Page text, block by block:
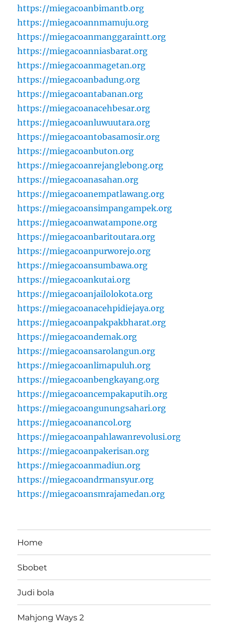
https://miegacoanbimantb.org
https://miegacoannmamuju.org
https://miegacoanmanggaraintt.org
https://miegacoanniasbarat.org
https://miegacoanmagetan.org
https://miegacoanbadung.org
https://miegacoantabanan.org
https://miegacoanacehbesar.org
https://miegacoanluwuutara.org
https://miegacoantobasamosir.org
https://miegacoanbuton.org
https://miegacoanrejanglebong.org
https://miegacoanasahan.org
https://miegacoanempatlawang.org
https://miegacoansimpangampek.org
https://miegacoanwatampone.org
https://miegacoanbaritoutara.org
https://miegacoanpurworejo.org
https://miegacoansumbawa.org
https://miegacoankutai.org
https://miegacoanjailolokota.org
https://miegacoanacehpidiejaya.org
https://miegacoanpakpakbharat.org
https://miegacoandemak.org
https://miegacoansarolangun.org
https://miegacoanlimapuluh.org
https://miegacoanbengkayang.org
https://miegacoancempakaputih.org
https://miegacoangunungsahari.org
https://miegacoanancol.org
https://miegacoanpahlawanrevolusi.org
https://miegacoanpakerisan.org
https://miegacoanmadiun.org
https://miegacoandrmansyur.org
https://miegacoansmrajamedan.org
Home
Sbobet
Judi bola
Mahjong Ways 2